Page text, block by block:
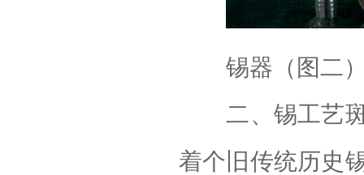
锡器（图二
二、锡工艺斑
着个旧传统历史